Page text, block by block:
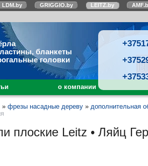
LDM.by GRIGGIO.by LEITZ.by
бланкеты
головки
о компании
» фрезы насадные дереву » дополнительная
плоские Leitz • Ляйц